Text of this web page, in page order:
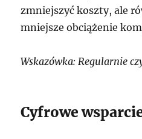
zmniejszyć koszty, ale
mniejsze obciążenie
Wskazówka: Regularnie
Cyfrowe